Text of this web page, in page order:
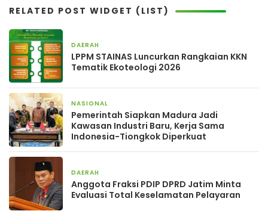
RELATED POST WIDGET (LIST)
DAERAH
LPPM STAINAS Luncurkan Rangkaian KKN
Tematik Ekoteologi 2026
NASIONAL
Pemerintah Siapkan Madura Jadi
Kawasan Industri Baru, Kerja Sama
Indonesia-Tiongkok Diperkuat
DAERAH
Anggota Fraksi PDIP DPRD Jatim Minta
Evaluasi Total Keselamatan Pelayaran